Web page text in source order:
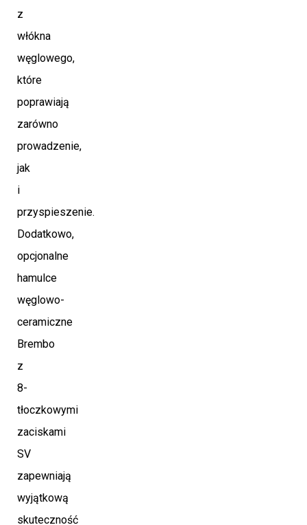
z
włókna
węglowego,
które
poprawiają
zarówno
prowadzenie,
jak
i
przyspieszenie.
Dodatkowo,
opcjonalne
hamulce
węglowo-
ceramiczne
Brembo
z
8-
tłoczkowymi
zaciskami
SV
zapewniają
wyjątkową
skuteczność